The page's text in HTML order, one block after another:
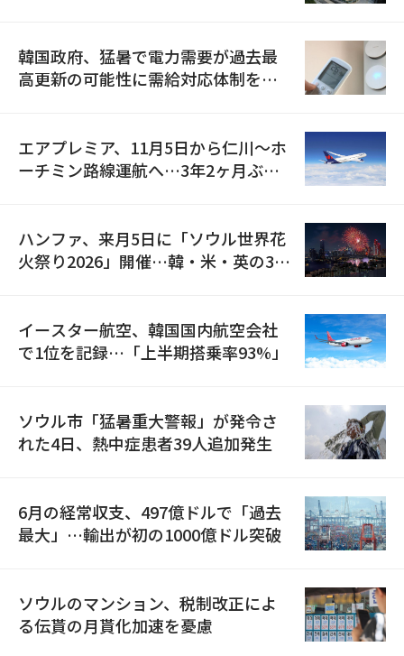
韓国政府、猛暑で電力需要が過去最
高更新の可能性に需給対応体制を点
エアプレミア、11月5日から仁川〜ホ
ーチミン路線運航へ…3年2ヶ月ぶり
ハンファ、来月5日に「ソウル世界花
火祭り2026」開催…韓・米・英の3カ
イースター航空、韓国国内航空会社
で1位を記録…「上半期搭乗率93%」
ソウル市「猛暑重大警報」が発令さ
れた4日、熱中症患者39人追加発生
6月の経常収支、497億ドルで「過去
最大」…輸出が初の1000億ドル突破
ソウルのマンション、税制改正によ
る伝貰の月貰化加速を憂慮